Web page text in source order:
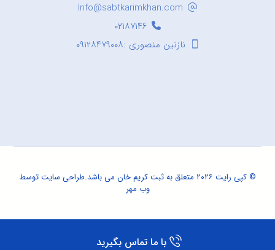
Info@sabtkarimkhan.com
۰۲۱۸۷۱۴۶
نازنین منصوری :۰۹۱۲۸۴۷۹۰۰۸
© کپی رایت ۲۰۲۶ متعلق به ثبت کریم خان می باشد. طراحی سایتتوسط
وب مهر
با ما تماس بگیرید